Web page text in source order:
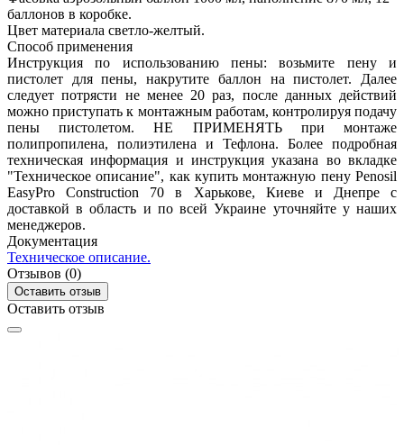
баллонов в коробке.
Цвет материала светло-желтый.
Способ применения
Инструкция по использованию пены: возьмите пену и
пистолет для пены, накрутите баллон на пистолет. Далее
следует потрясти не менее 20 раз, после данных действий
можно приступать к монтажным работам, контролируя подачу
пены пистолетом. НЕ ПРИМЕНЯТЬ при монтаже
полипропилена, полиэтилена и Тефлона. Более подробная
техническая информация и инструкция указана во вкладке
"Техническое описание", как купить монтажную пену Penosil
EasyPro Construction 70 в Харькове, Киеве и Днепре с
доставкой в область и по всей Украине уточняйте у наших
менеджеров.
Документация
Техническое описание.
Отзывов (0)
Оставить отзыв
Оставить отзыв